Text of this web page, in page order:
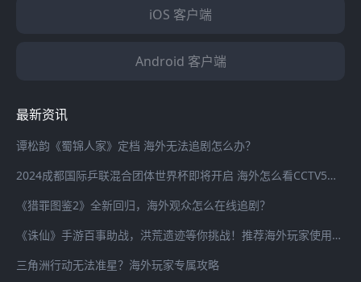
iOS 客户端
Android 客户端
最新资讯
谭松韵《蜀锦人家》定档 海外无法追剧怎么办？
2024成都国际乒联混合团体世界杯即将开启 海外怎么看CCTV5全程直播？
《猎罪图鉴2》全新回归，海外观众怎么在线追剧？
《诛仙》手游百事助战，洪荒遗迹等你挑战！推荐海外玩家使用海螺加速器畅连国服游戏
三角洲行动无法准星？海外玩家专属攻略